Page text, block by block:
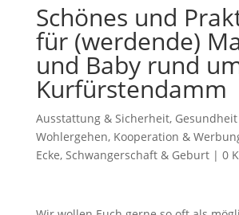
Schönes und
für (werdende)
und Baby rund
Kurfürstendamm
Ausstattung & Sicherheit,
Wohlergehen, Kooperation &
Ecke, Schwangerschaft & Geburt| 0